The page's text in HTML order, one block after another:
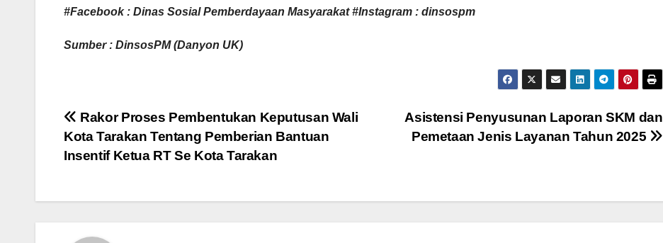
#Facebook : Dinas Sosial Pemberdayaan Masyarakat #Instagram : dinsospm
Sumber : DinsosPM (Danyon UK)
Navigasi
pos
Asistensi Penyusunan Laporan SKM dan
Pemetaan Jenis Layanan Tahun 2025
Rakor Proses Pembentukan Keputusan Wali
Kota Tarakan Tentang Pemberian Bantuan
Insentif Ketua RT Se Kota Tarakan